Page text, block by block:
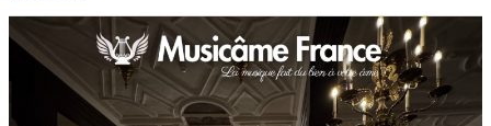
Weihnachtskonzert
Freiburg